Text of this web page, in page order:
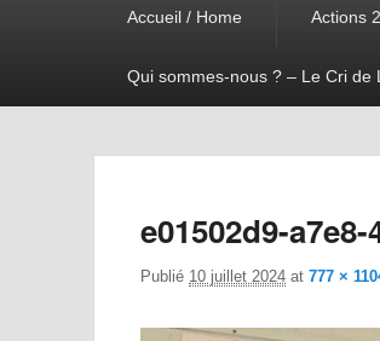
Accueil / Home Actions
Qui sommes-nous ? – Le Cri de
e01502d9-
Publié 10 juillet 2024 at 777 ×